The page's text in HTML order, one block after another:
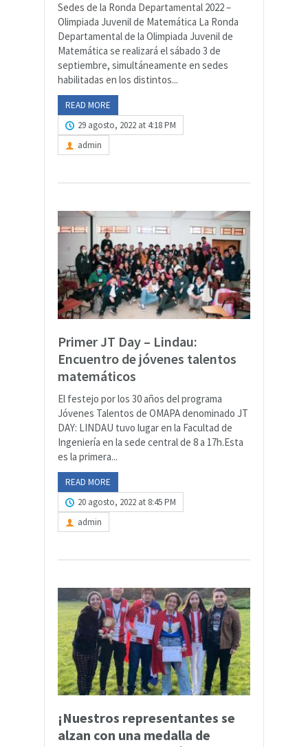
Sedes de la Ronda Departamental 2022 –
Olimpiada Juvenil de Matemática La Ronda
Departamental de la Olimpiada Juvenil de
Matemática se realizará el sábado 3 de
septiembre, simultáneamente en sedes
habilitadas en los distintos...
READ MORE
29 agosto, 2022 at 4:18 PM
admin
Primer JT Day – Lindau:
Encuentro de jóvenes talentos
matemáticos
El festejo por los 30 años del programa
Jóvenes Talentos de OMAPA denominado JT
DAY: LINDAU tuvo lugar en la Facultad de
Ingeniería en la sede central de 8 a 17h.Esta
es la primera...
READ MORE
20 agosto, 2022 at 8:45 PM
admin
¡Nuestros representantes se
alzan con una medalla de